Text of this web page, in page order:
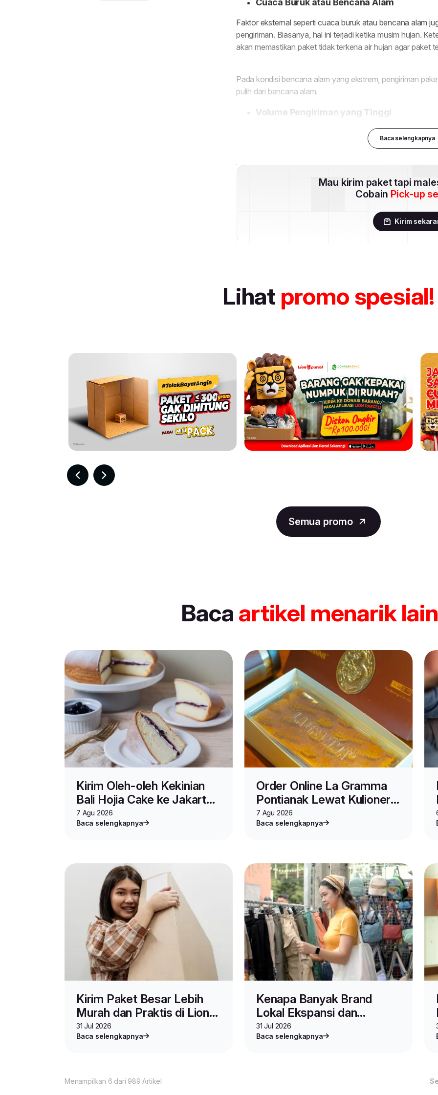
Baca selengkapnya
Mau kirim paket tapi
Cobain Pick-up
Kirim
Lihat promo spesial!
Semua promo
Baca artikel menarik
Kirim Oleh-oleh Kekinian
Bali Hojia Cake ke Jakarta
Praktis di Kulioner
7 Agu 2026
Baca selengkapnya
Order Online La Gramma
Pontianak Lewat Kulioner
Lion Parcel
7 Agu 2026
Baca selengkapnya
Kirim Paket Besar Lebih
Murah dan Praktis di Lion
Parcel, Pakai Layanan Ini
31 Jul 2026
Baca selengkapnya
Kenapa Banyak Brand
Lokal Ekspansi dan
Berjualan di Malaysia?
31 Jul 2026
Baca selengkapnya
Menampilkan 6 dari 989 Artikel